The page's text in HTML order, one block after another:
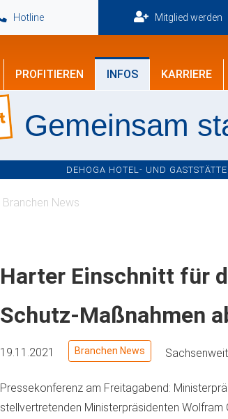
Hotline Mitglied werden
PROFITIEREN INFOS KARRIERE
Gemeinsam
DEHOGA HOTEL- UND
Branchen News
Harter Einschnitt für
Schutz-Maßnahmen
19.11.2021 Branchen News Sachsenweit
Pressekonferenz am Freitagabend:
stellvertretenden Ministerpräsidenten Wolfram